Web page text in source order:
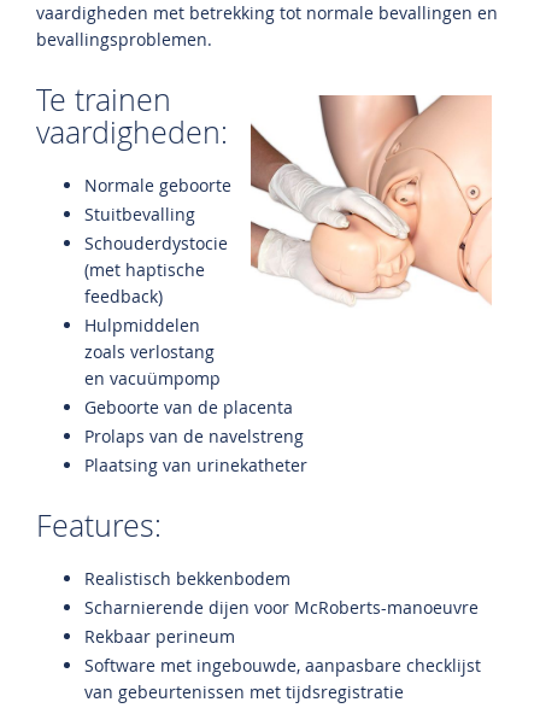
vaardigheden met betrekking tot normale bevallingen en
bevallingsproblemen.
Te trainen
vaardigheden:
Normale geboorte
Stuitbevalling
Schouderdystocie
(met haptische
feedback)
Hulpmiddelen
zoals verlostang
en vacuümpomp
Geboorte van de placenta
Prolaps van de navelstreng
Plaatsing van urinekatheter
Features:
Realistisch bekkenbodem
Scharnierende dijen voor McRoberts-manoeuvre
Rekbaar perineum
Software met ingebouwde, aanpasbare checklijst
van gebeurtenissen met tijdsregistratie